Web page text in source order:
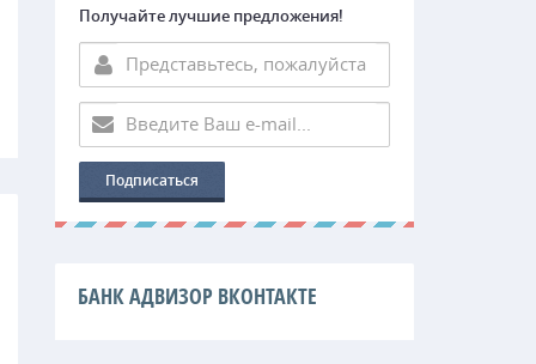
Получайте лучшие предложения!
БАНК АДВИЗОР ВКОНТАКТЕ